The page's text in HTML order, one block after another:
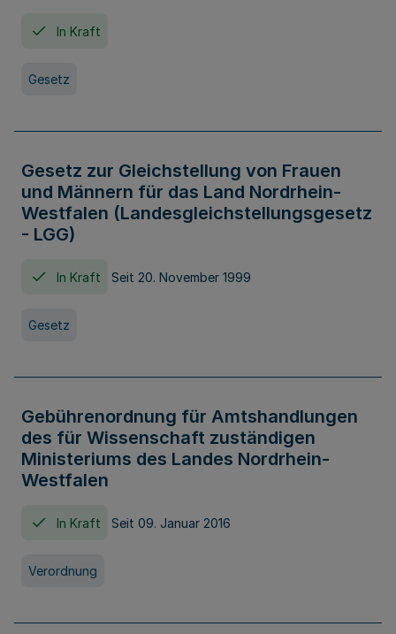
In Kraft
Gesetz
Gesetz zur Gleichstellung von Frauen
und Männern für das Land Nordrhein-
Westfalen (Landesgleichstellungsgesetz
- LGG)
In Kraft Seit 20. November 1999
Gesetz
Gebührenordnung für Amtshandlungen
des für Wissenschaft zuständigen
Ministeriums des Landes Nordrhein-
Westfalen
In Kraft Seit 09. Januar 2016
Verordnung